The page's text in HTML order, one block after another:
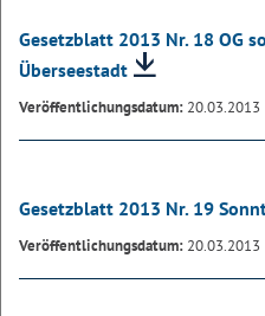
Gesetzblatt 2013 Nr. 18 OG
Überseestadt
Veröffentlichungsdatum: 20.03.2013
Gesetzblatt 2013 Nr. 19
Veröffentlichungsdatum: 20.03.2013